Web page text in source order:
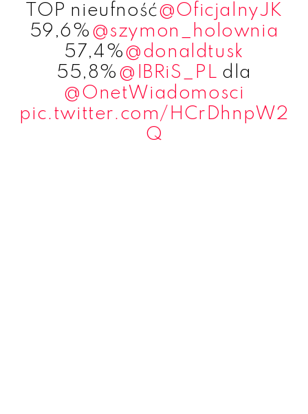
TOP nieufność@OficjalnyJK
59,6% @szymon_holownia
57,4%@donaldtusk
55,8% @IBRiS_PL dla
@OnetWiadomosci
pic.twitter.com/HCrDhnpW2
Q